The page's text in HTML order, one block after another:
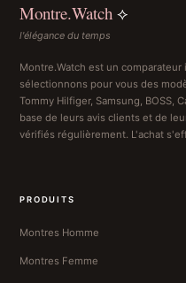
Montre.Watch ⟡
l'élégance du temps
Montre.Watch est un
sélectionnons pour vous des
Tommy Hilfiger, Samsung, BOSS,
base de leurs avis clients et de
vérifiés régulièrement. L'achat
PRODUITS
Montres Homme
Montres Femme